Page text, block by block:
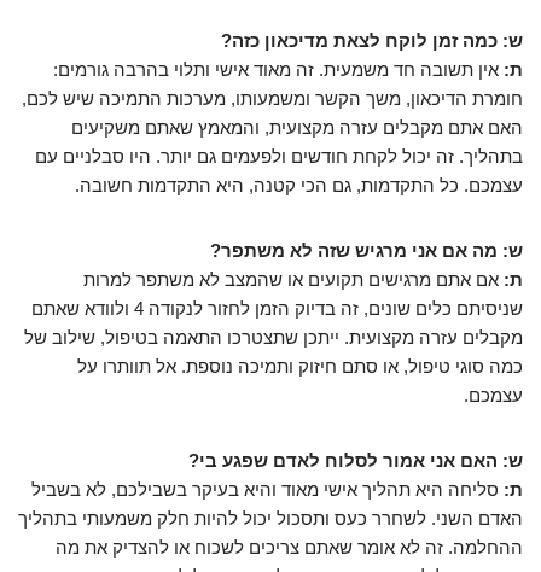
ש: כמה זמן לוקח לצאת מדיכאון כזה?
ת: אין תשובה חד משמעית. זה מאוד אישי ותלוי בהרבה גורמים:
חומרת הדיכאון, משך הקשר ומשמעותו, מערכות התמיכה שיש לכם,
האם אתם מקבלים עזרה מקצועית, והמאמץ שאתם משקיעים
בתהליך. זה יכול לקחת חודשים ולפעמים גם יותר. היו סבלניים עם
עצמכם. כל התקדמות, גם הכי קטנה, היא התקדמות חשובה.
ש: מה אם אני מרגיש שזה לא משתפר?
ת: אם אתם מרגישים תקועים או שהמצב לא משתפר למרות
שניסיתם כלים שונים, זה בדיוק הזמן לחזור לנקודה 4 ולוודא שאתם
מקבלים עזרה מקצועית. ייתכן שתצטרכו התאמה בטיפול, שילוב של
כמה סוגי טיפול, או סתם חיזוק ותמיכה נוספת. אל תוותרו על
עצמכם.
ש: האם אני אמור לסלוח לאדם שפגע בי?
ת: סליחה היא תהליך אישי מאוד והיא בעיקר בשבילכם, לא בשביל
האדם השני. לשחרר כעס ותסכול יכול להיות חלק משמעותי בתהליך
ההחלמה. זה לא אומר שאתם צריכים לשכוח או להצדיק את מה